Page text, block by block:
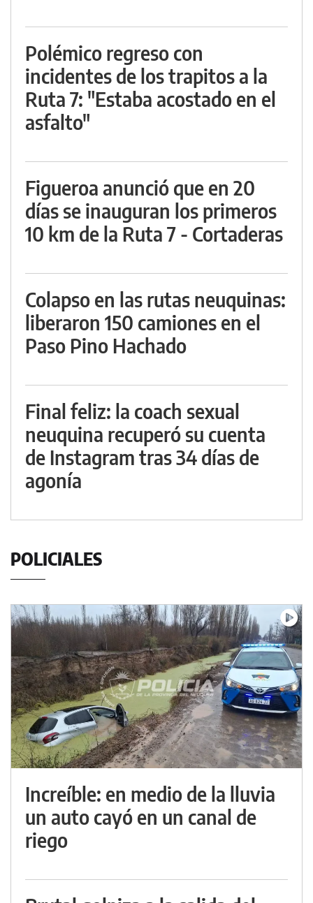
Polémico regreso con
incidentes de los trapitos a la
Ruta 7: "Estaba acostado en el
asfalto"
Figueroa anunció que en 20
días se inauguran los primeros
10 km de la Ruta 7 - Cortaderas
Colapso en las rutas neuquinas:
liberaron 150 camiones en el
Paso Pino Hachado
Final feliz: la coach sexual
neuquina recuperó su cuenta
de Instagram tras 34 días de
agonía
POLICIALES
Increíble: en medio de la lluvia
un auto cayó en un canal de
riego